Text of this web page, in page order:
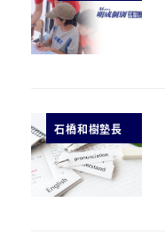
石橋和樹塾長